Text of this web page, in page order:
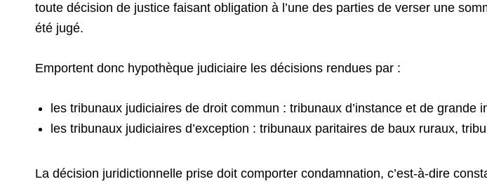
toute décision de justice faisant obligation à l’une des parties de verser une
été jugé.
Emportent donc hypothèque judiciaire les décisions rendues par :
les tribunaux judiciaires de droit commun : tribunaux d’instance et de grande
les tribunaux judiciaires d’exception : tribunaux paritaires de baux ruraux,
La décision juridictionnelle prise doit comporter condamnation, c’est-à-dire